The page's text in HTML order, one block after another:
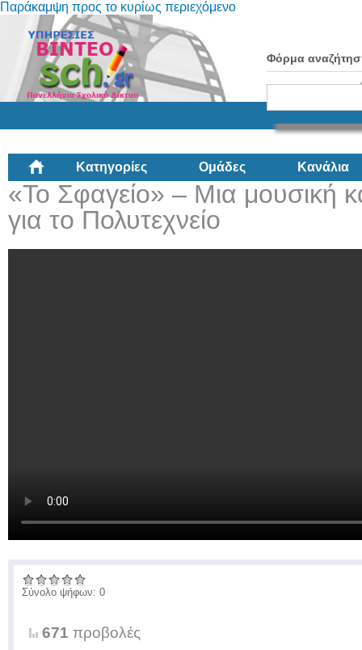
Παράκαμψη προς το κυρίως περιεχόμενο
Φόρμα
Κατηγορίες Ομάδες Κανάλια
«Το Σφαγείο» – Μια μουσική
για το Πολυτεχνείο
Σύνολο ψήφων: 0
671 προβολές